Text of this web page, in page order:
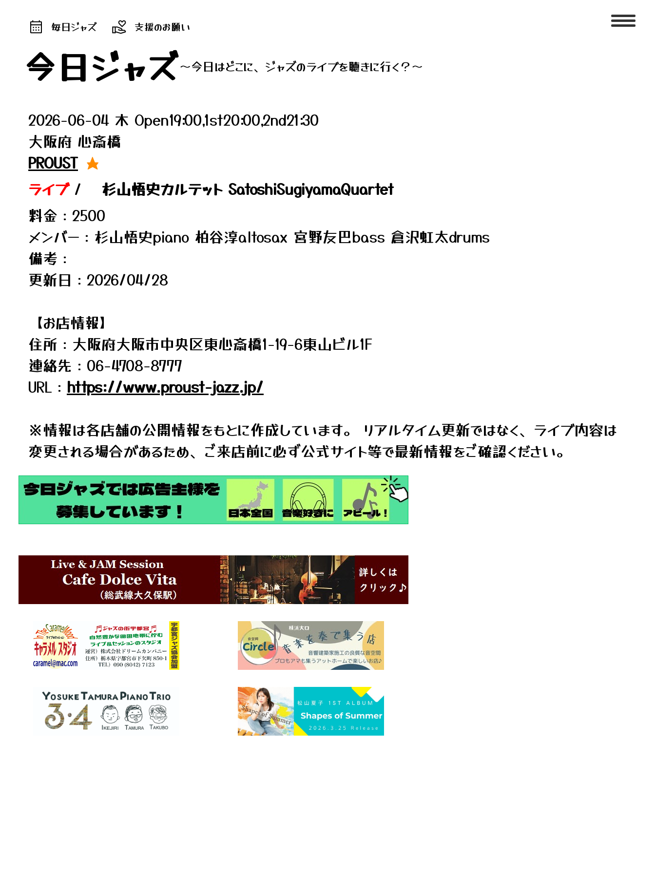
毎日ジャズ 支援のお願い
今日ジャズ～今日はどこに、ジャズのライブを聴きに行く？～
2026-06-04 木 Open19:00,1st20:00,2nd21:30
大阪府 心斎橋
PROUST ★
ライブ/
杉山悟史カルテット SatoshiSugiyamaQuartet
料金：2500
メンバー：杉山悟史piano 柏谷淳altosax 宮野友巴bass 倉沢虹太drums
備考：
更新日：2026/04/28
【お店情報】
住所：大阪府大阪市中央区東心斎橋1-19-6東山ビル1F
連絡先：06-4708-8777
URL： https://www.proust-jazz.jp/
※情報は各店舗の公開情報をもとに作成しています。 リアルタイム更新ではなく、ライブ内容は
変更される場合があるため、ご来店前に必ず公式サイト等で最新情報をご確認ください。